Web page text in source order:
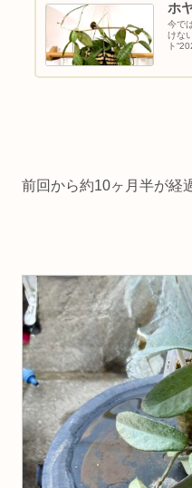
ホ
今で
けな
ト
ラ...
前回から約10ヶ月半が経